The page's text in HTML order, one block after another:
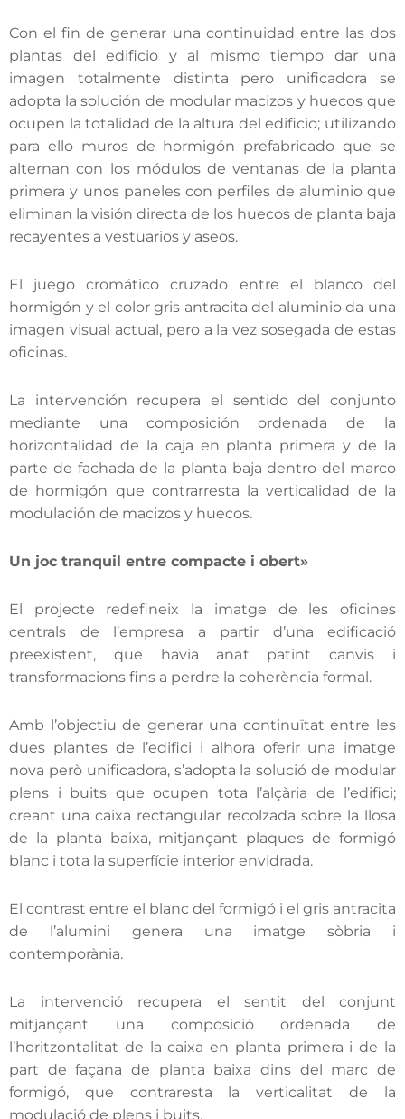
Con el fin de generar una continuidad entre las dos
plantas del edificio y al mismo tiempo dar una
imagen totalmente distinta pero unificadora se
adopta la solución de modular macizos y huecos que
ocupen la totalidad de la altura del edificio; utilizando
para ello muros de hormigón prefabricado que se
alternan con los módulos de ventanas de la planta
primera y unos paneles con perfiles de aluminio que
eliminan la visión directa de los huecos de planta baja
recayentes a vestuarios y aseos.
El juego cromático cruzado entre el blanco del
hormigón y el color gris antracita del aluminio da una
imagen visual actual, pero a la vez sosegada de estas
oficinas.
La intervención recupera el sentido del conjunto
mediante una composición ordenada de la
horizontalidad de la caja en planta primera y de la
parte de fachada de la planta baja dentro del marco
de hormigón que contrarresta la verticalidad de la
modulación de macizos y huecos.
Un joc tranquil entre compacte i obert»
El projecte redefineix la imatge de les oficines
centrals de l’empresa a partir d’una edificació
preexistent, que havia anat patint canvis i
transformacions fins a perdre la coherència formal.
Amb l’objectiu de generar una continuïtat entre les
dues plantes de l’edifici i alhora oferir una imatge
nova però unificadora, s’adopta la solució de modular
plens i buits que ocupen tota l’alçària de l’edifici;
creant una caixa rectangular recolzada sobre la llosa
de la planta baixa, mitjançant plaques de formigó
blanc i tota la superfície interior envidrada.
El contrast entre el blanc del formigó i el gris antracita
de l’alumini genera una imatge sòbria i
contemporània.
La intervenció recupera el sentit del conjunt
mitjançant una composició ordenada de
l’horitzontalitat de la caixa en planta primera i de la
part de façana de planta baixa dins del marc de
formigó, que contraresta la verticalitat de la
modulació de plens i buits.